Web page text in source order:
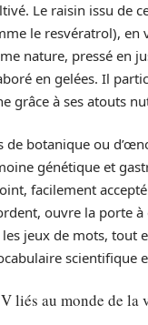
Le raisin issu de
le resvératrol), en
nature, pressé en
en gelées. Il
grâce à ses atouts
de botanique ou
génétique et
facilement
ouvre la porte à
jeux de mots, tout
scientifique
liés au monde de la